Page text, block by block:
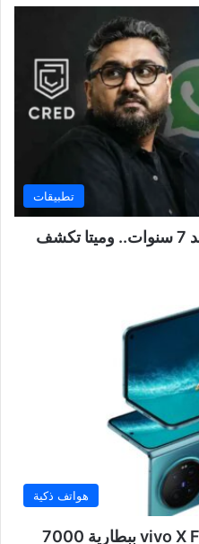
تطبيقات
رئيس واتساب يغادر منصبه بعد 7 سنوات.. وميتا تكشف
هواتف ذكية
فيفو تكشف رسميا عن vivo X Fold 6 ببطارية 7000